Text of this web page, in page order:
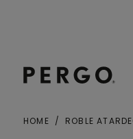
HOME ROBLE